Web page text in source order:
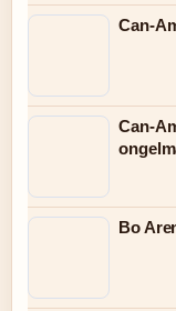
Can-
Can-
Bo